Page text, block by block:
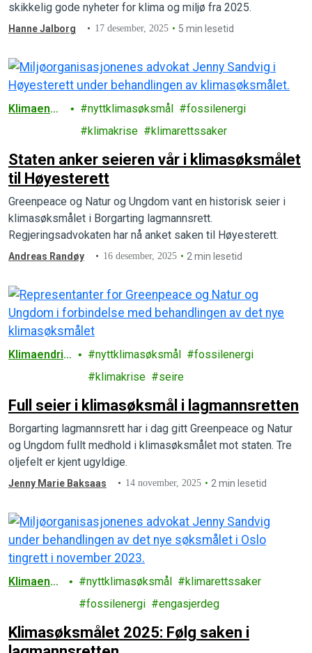
skikkelig gode nyheter for klima og miljø fra 2025.
Hanne Jalborg 17 desember, 2025 5 min lesetid
Klimaendri
nyttklimasøksmål
fossilenergi
klimakrise
klimarettssaker
Staten anker seieren vår i klimasøksmålet
til Høyesterett
Greenpeace og Natur og Ungdom vant en historisk seier i
klimasøksmålet i Borgarting lagmannsrett.
Regjeringsadvokaten har nå anket saken til Høyesterett.
Andreas Randøy 16 desember, 2025 2 min lesetid
Klimaendrin
nyttklimasøksmål
fossilenergi
klimakrise
seire
Full seier i klimasøksmål i lagmannsretten
Borgarting lagmannsrett har i dag gitt Greenpeace og Natur
og Ungdom fullt medhold i klimasøksmålet mot staten. Tre
oljefelt er kjent ugyldige.
Jenny Marie Baksaas 14 november, 2025 2 min lesetid
Klimaendr
nyttklimasøksmål
klimarettssaker
fossilenergi
engasjerdeg
Klimasøksmålet 2025: Følg saken i